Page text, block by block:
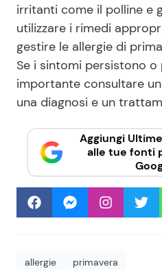
irritanti come il polline e
utilizzare i rimedi
gestire le allergie di
Se i sintomi persistono o
importante consultare
una diagnosi e un
Aggiungi
alle tue fonti
allergie primavera